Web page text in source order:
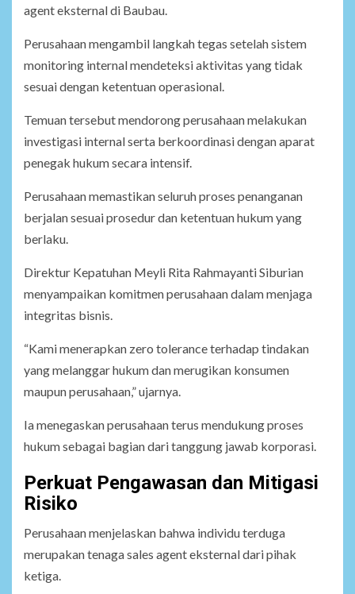
agent eksternal di Baubau.
Perusahaan mengambil langkah tegas setelah sistem
monitoring internal mendeteksi aktivitas yang tidak
sesuai dengan ketentuan operasional.
Temuan tersebut mendorong perusahaan melakukan
investigasi internal serta berkoordinasi dengan aparat
penegak hukum secara intensif.
Perusahaan memastikan seluruh proses penanganan
berjalan sesuai prosedur dan ketentuan hukum yang
berlaku.
Direktur Kepatuhan Meyli Rita Rahmayanti Siburian
menyampaikan komitmen perusahaan dalam menjaga
integritas bisnis.
“Kami menerapkan zero tolerance terhadap tindakan
yang melanggar hukum dan merugikan konsumen
maupun perusahaan,” ujarnya.
Ia menegaskan perusahaan terus mendukung proses
hukum sebagai bagian dari tanggung jawab korporasi.
Perkuat Pengawasan dan Mitigasi
Risiko
Perusahaan menjelaskan bahwa individu terduga
merupakan tenaga sales agent eksternal dari pihak
ketiga.